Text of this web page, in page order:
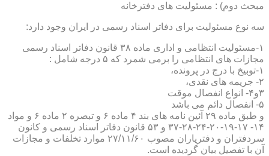
مبحث دوم) : مسئولیت های دفترخانه
سه نوع مسئولیت برای دفاتر اسناد رسمی در ایران وجود دارد:
۱-مسئولیت انتظامی و اداری ماده ۳۸ قانون دفاتر اسناد رسمی
مجازات های انتظامی را برمی شمرد که ۵ درجه شامل :
۱-توبیخ با درج در پرونده،
۲- جریمه های نقدی،
۳و۴- انواع انفصال موقت
۵- انفصال دائم می باشد
و طبق ماده ۲۹ آئین نامه های بند ۴ ماده ۶ و تبصره ۲ ماده ۶ و مواد
۱۴- ۱۷-۱۹-۲۰-۲۴-۲۸-۳۷ و ۵۳ قانون دفاتر اسناد رسمی و کانون
سردفتران و دفتریاران مصوب ۲۷/۱۱/۶۰ موارد تخلفات و مجازات
آن با تفصیل بیان گردیده است.